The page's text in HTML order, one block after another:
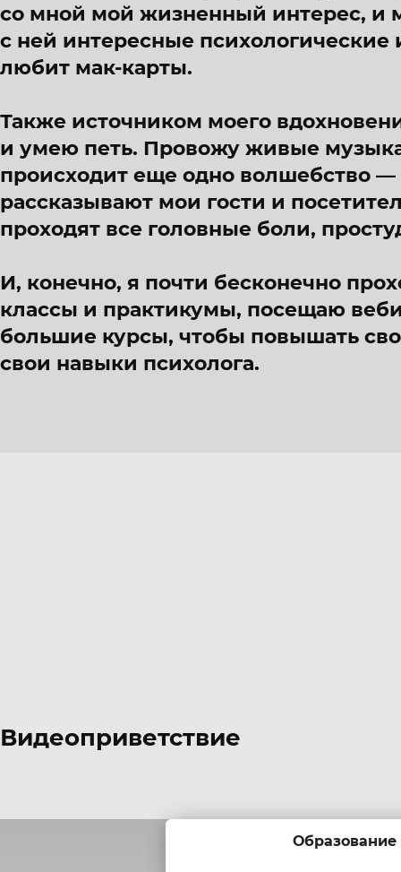
со мной мой жизненный интерес, и
с ней интересные
любит мак-карты.
Также источником моего
и умею петь. Провожу живые
происходит еще одно волшебство
рассказывают мои гости и
проходят все головные боли,
И, конечно, я почти бесконечно
классы и практикумы, посещаю
большие курсы, чтобы повышать
свои навыки психолога.
Видеоприветствие
Образование